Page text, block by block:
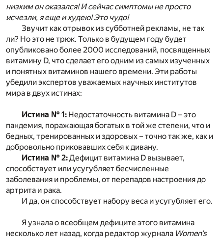
низким он оказался! И сейчас симптомы не просто
исчезли, я еще и худею! Это чудо!
Звучит как отрывок из субботней рекламы, не так
ли? Но это не трюк. Только в будущем году будет
опубликовано более 2000 исследований, посвященных
витамину D, что сделает его одним из самых изученных
и понятных витаминов нашего времени. Эти работы
убедили экспертов уважаемых научных институтов
мира в двух истинах:
Истина № 1: Недостаточность витамина D – это
пандемия, поражающая богатых в той же степени, что и
бедных, тренированных и здоровых – точно так же, как и
добровольно приковавших себя к дивану.
Истина № 2:Дефицит витамина D вызывает,
способствует или усугубляет бесчисленные
заболевания и проблемы, от перепадов настроения до
артрита и рака.
И да, он способствует набору веса и усугубляет его.
Я узнала о всеобщем дефиците этого витамина
несколько лет назад, когда редактор журнала Women’s